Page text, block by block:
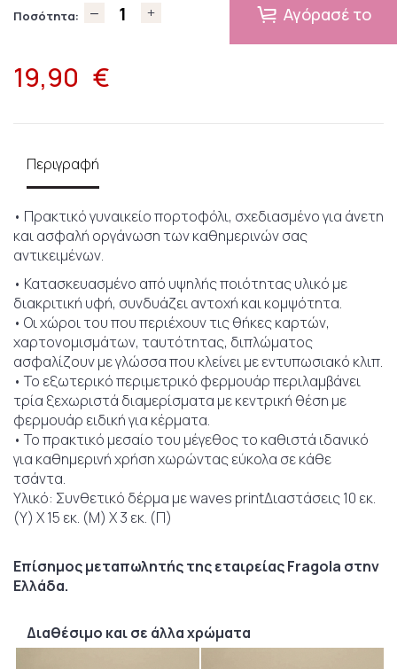
Ποσότητα: Αγόρασέ το
19,90 €
Περιγραφή
• Πρακτικό γυναικείο πορτοφόλι, σχεδιασμένο για άνετη
και ασφαλή οργάνωση των καθημερινών σας
αντικειμένων.
• Κατασκευασμένο από υψηλής ποιότητας υλικό με
διακριτική υφή, συνδυάζει αντοχή και κομψότητα.
• Οι χώροι του που περιέχουν τις θήκες καρτών,
χαρτονομισμάτων, ταυτότητας, διπλώματος
ασφαλίζουν με γλώσσα που κλείνει με εντυπωσιακό κλιπ.
• Το εξωτερικό περιμετρικό φερμουάρ περιλαμβάνει
τρία ξεχωριστά διαμερίσματα με κεντρική θέση με
φερμουάρ ειδική για κέρματα.
• Το πρακτικό μεσαίο του μέγεθος το καθιστά ιδανικό
για καθημερινή χρήση χωρώντας εύκολα σε κάθε
τσάντα.
Υλικό: Συνθετικό δέρμα με waves printΔιαστάσεις 10 εκ.
(Υ) Χ 15 εκ. (Μ) Χ 3 εκ. (Π)
Επίσημος μεταπωλητής της εταιρείας Fragola στην
Ελλάδα.
Διαθέσιμο και σε άλλα χρώματα